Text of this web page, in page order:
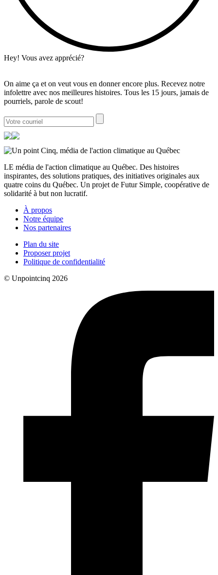
Hey! Vous avez apprécié?
On aime ça et on veut vous en donner encore plus. Recevez notre
infolettre avec nos meilleures histoires. Tous les 15 jours, jamais de
pourriels, parole de scout!
LE média de l'action climatique au Québec. Des histoires
inspirantes, des solutions pratiques, des initiatives originales aux
quatre coins du Québec. Un projet de Futur Simple, coopérative de
solidarité à but non lucratif.
À propos
Notre équipe
Nos partenaires
Plan du site
Proposer projet
Politique de confidentialité
© Unpointcinq 2026